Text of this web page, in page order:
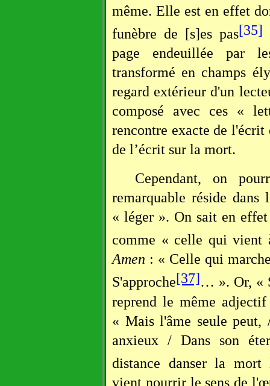
même. Elle est en effet
funèbre de [s]es pas[35]
page endeuillée par
transformé en champs
regard extérieur d'un
composé avec ces «
rencontre exacte de l'écrit
de l’écrit sur la mort.
Cependant, on
remarquable réside
« léger ». On sait en
comme « celle qui vient
Amen : « Celle qui
S'approche[37]… ». Or, «
reprend le même
« Mais l'âme seule
anxieux / Dans son
distance danser la mort
vient nourrir le sens de